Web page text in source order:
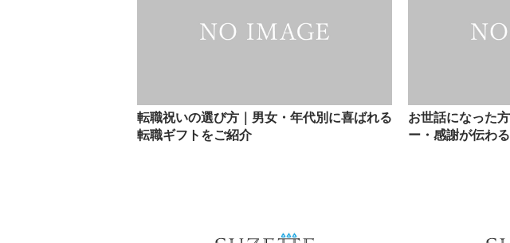
転職祝いの選び方｜男女・年代別に喜ばれる
転職ギフトをご紹介
お世話になった
ー・感謝が伝わ